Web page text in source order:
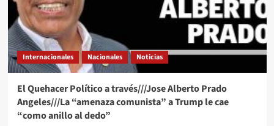
Internacionales Nacionales Noticias
El Quehacer Político a través///Jose Alberto Prado
Angeles///La “amenaza comunista” a Trump le cae
“como anillo al dedo”